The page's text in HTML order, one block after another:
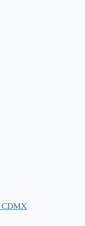
CDMX